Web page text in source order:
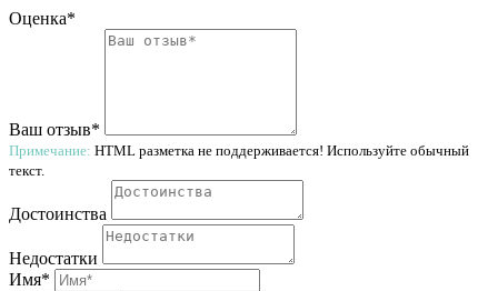
Оценка*
Ваш отзыв*
Примечание: HTML разметка не поддерживается! Используйте обычный
текст.
Достоинства
Недостатки
Имя*